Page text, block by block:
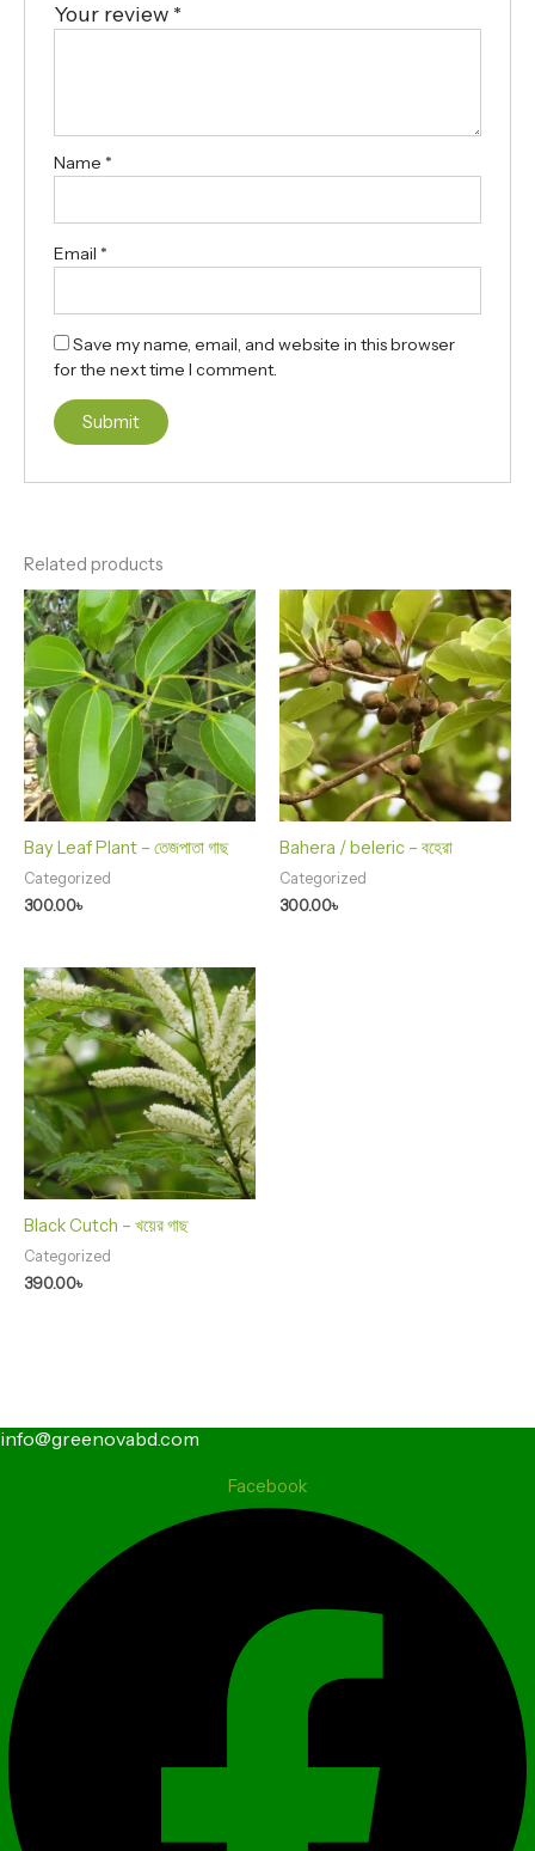
Your review *
Name *
Email *
Save my name, email, and website in this browser
for the next time I comment.
Related products
Bay Leaf Plant – তেজপাতা গাছ
Categorized
300.00৳
Bahera / beleric – বহেরা
Categorized
300.00৳
Black Cutch – খয়ের গাছ
Categorized
390.00৳
info@greenovabd.com
Facebook